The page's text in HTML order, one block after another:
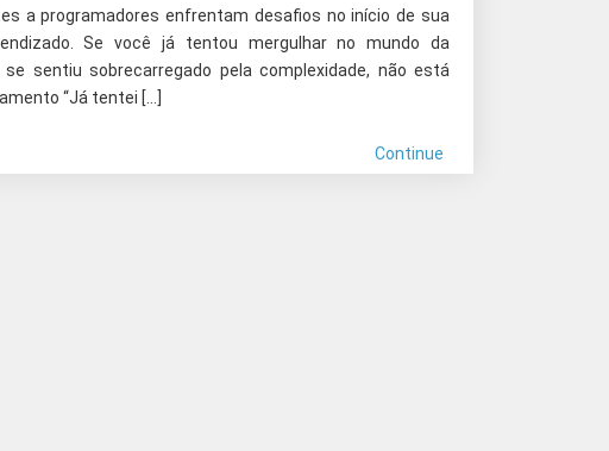
a programadores enfrentam desafios no início de sua
Se você já tentou mergulhar no mundo da
sentiu sobrecarregado pela complexidade, não está
“Já tentei […]
Continue